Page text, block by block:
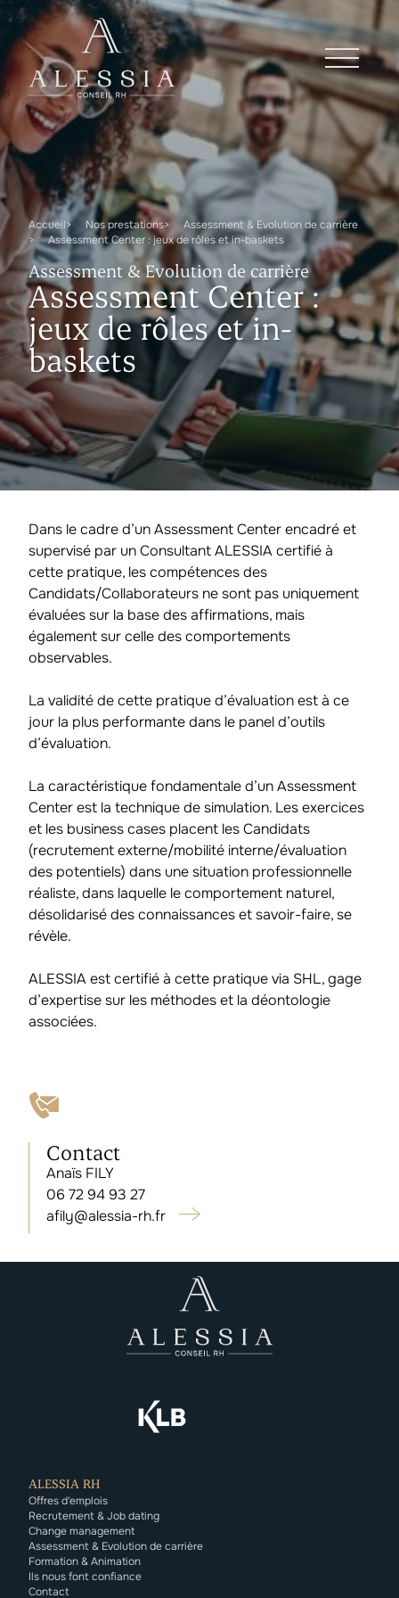
Accueil Nos prestations
Assessment & Evolution de carrière
Assessment Center : jeux de rôles et in-baskets
Assessment & Evolution de carrière
Assessment Center :
jeux de rôles et in-
baskets
Dans le cadre d’un Assessment Center encadré et
supervisé par un Consultant ALESSIA certifié à
cette pratique, les compétences des
Candidats/Collaborateurs ne sont pas uniquement
évaluées sur la base des affirmations, mais
également sur celle des comportements
observables.
La validité de cette pratique d’évaluation est à ce
jour la plus performante dans le panel d’outils
d’évaluation.
La caractéristique fondamentale d’un Assessment
Center est la technique de simulation. Les exercices
et les business cases placent les Candidats
(recrutement externe/mobilité interne/évaluation
des potentiels) dans une situation professionnelle
réaliste, dans laquelle le comportement naturel,
désolidarisé des connaissances et savoir-faire, se
révèle.
ALESSIA est certifié à cette pratique via SHL, gage
d’expertise sur les méthodes et la déontologie
associées.
Contact
Anaïs FILY
06 72 94 93 27
​​​​​​​afily@alessia-rh.fr
ALESSIA RH
Offres d'emplois
Recrutement & Job dating
Change management
Assessment & Evolution de carrière
Formation & Animation
Ils nous font confiance
Contact